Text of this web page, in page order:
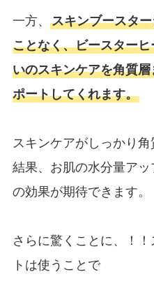
一方、 スキンブースタ
ことなく、ビースター
いのスキンケアを角質
ポートしてくれます。
スキンケアがしっかり
結果、お肌の水分量アッ
の効果が期待できます。
さらに驚くことに、！
トは使うことで